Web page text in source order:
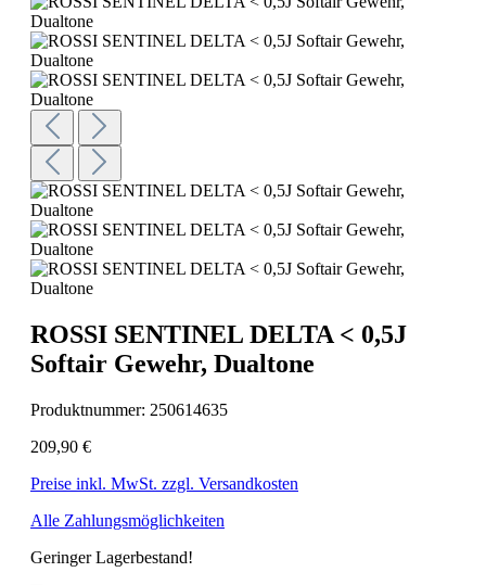
ROSSI SENTINEL DELTA < 0,5J
Softair Gewehr, Dualtone
Produktnummer: 250614635
209,90 €
Preise inkl. MwSt. zzgl. Versandkosten
Alle Zahlungsmöglichkeiten
Geringer Lagerbestand!